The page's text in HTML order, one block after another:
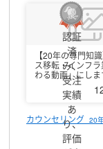
向け動画制作に強み
流れや課題を理解
る動画ポートフォ
「専門的な内
す。お気軽にご相談
【20年の専門知
ス移転・インフ
わる動画」にしま
カウンセリング 20
認証
済
み、
受注
実績
あ
り、
評価